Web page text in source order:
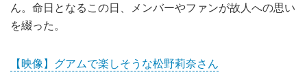
ん。命日となるこの日、メンバーやファンが故人への思い
を綴った。
【映像】グアムで楽しそうな松野莉奈さん